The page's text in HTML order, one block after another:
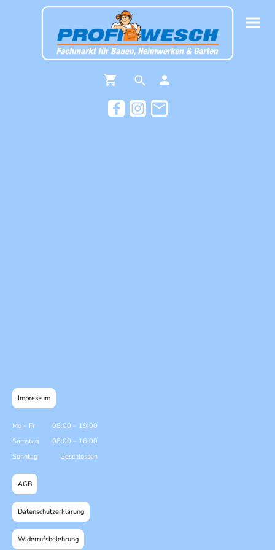
Impressum
Mo – Fr 08:00 – 19:00
Samstag
08:00 – 16:00
Sonntag
Geschlossen
AGB
Datenschutzerklärung
Widerrufsbelehrung